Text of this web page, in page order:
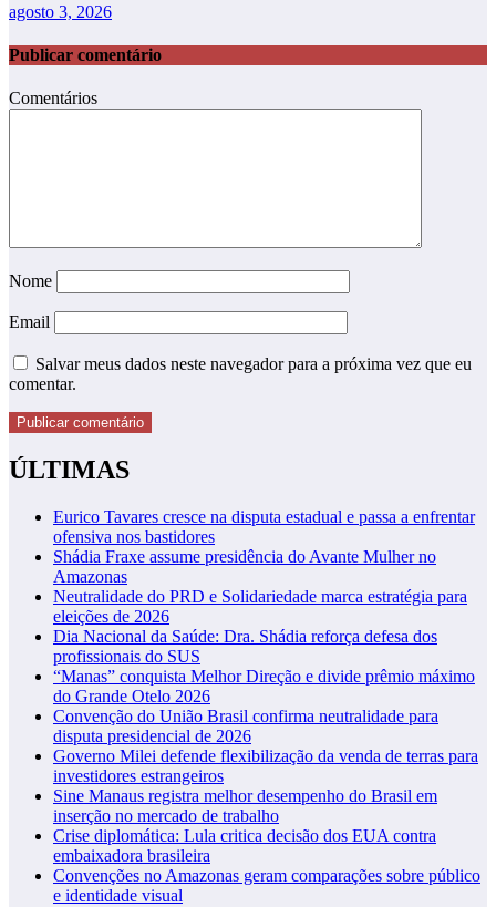
agosto 3, 2026
Publicar comentário
Comentários
Nome
Email
Salvar meus dados neste navegador para a próxima vez que eu
comentar.
ÚLTIMAS
Eurico Tavares cresce na disputa estadual e passa a enfrentar
ofensiva nos bastidores
Shádia Fraxe assume presidência do Avante Mulher no
Amazonas
Neutralidade do PRD e Solidariedade marca estratégia para
eleições de 2026
Dia Nacional da Saúde: Dra. Shádia reforça defesa dos
profissionais do SUS
“Manas” conquista Melhor Direção e divide prêmio máximo
do Grande Otelo 2026
Convenção do União Brasil confirma neutralidade para
disputa presidencial de 2026
Governo Milei defende flexibilização da venda de terras para
investidores estrangeiros
Sine Manaus registra melhor desempenho do Brasil em
inserção no mercado de trabalho
Crise diplomática: Lula critica decisão dos EUA contra
embaixadora brasileira
Convenções no Amazonas geram comparações sobre público
e identidade visual